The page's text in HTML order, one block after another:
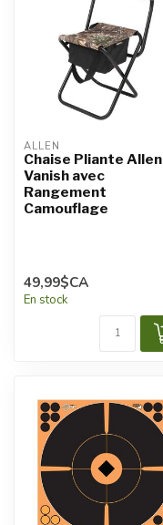
ALLEN
Chaise Pliante Allen
Vanish avec
Rangement
Camouflage
49,99$CA
En stock